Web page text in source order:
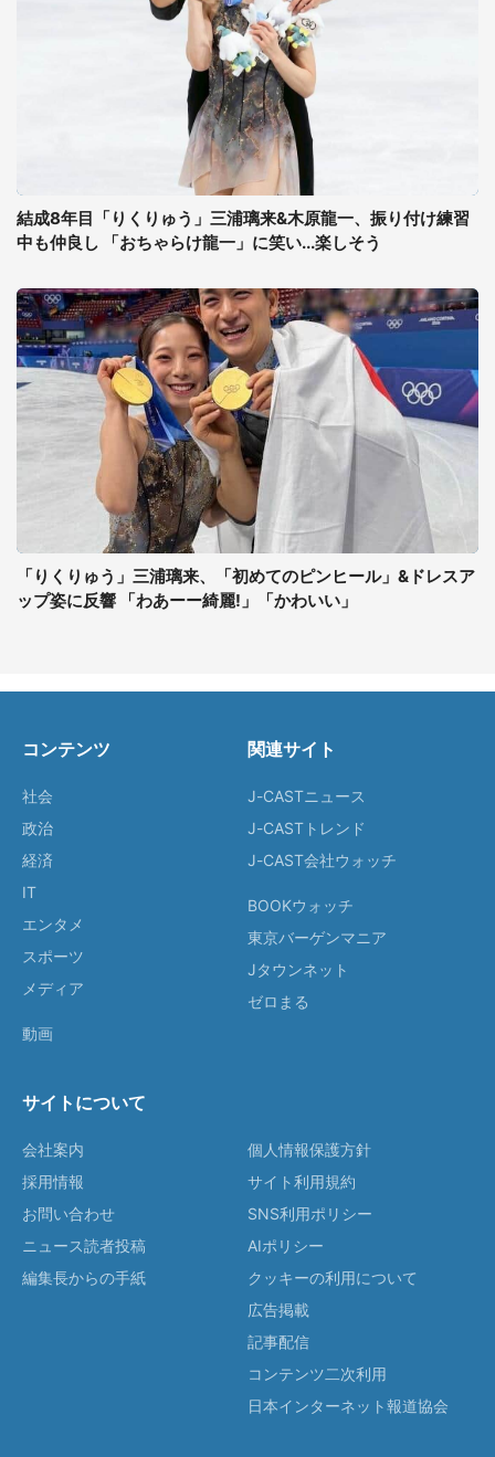
結成8年目「りくりゅう」三浦璃来&木原龍一、振り付け練習
中も仲良し 「おちゃらけ龍一」に笑い...楽しそう
「りくりゅう」三浦璃来、「初めてのピンヒール」&ドレスア
ップ姿に反響 「わあーー綺麗!」「かわいい」
コンテンツ
社会
政治
経済
IT
エンタメ
スポーツ
メディア
動画
関連サイト
J-CASTニュース
J-CASTトレンド
J-CAST会社ウォッチ
BOOKウォッチ
東京バーゲンマニア
Jタウンネット
ゼロまる
サイトについて
会社案内
採用情報
お問い合わせ
ニュース読者投稿
編集長からの手紙
個人情報保護方針
サイト利用規約
SNS利用ポリシー
AIポリシー
クッキーの利用について
広告掲載
記事配信
コンテンツ二次利用
日本インターネット報道協会